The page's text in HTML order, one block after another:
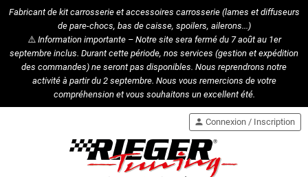
Fabricant de kit carrosserie et accessoires carrosserie (lames et diffuseurs
de pare-chocs, bas de caisse, spoilers, ailerons...)
⚠️Information importante – Notre site sera fermé du 7 août au 1er
septembre inclus. Durant cette période, nos services (gestion et expédition
des commandes) ne seront pas disponibles. Nous reprendrons notre
activité à partir du 2 septembre. Nous vous remercions de votre
compréhension et vous souhaitons un excellent été.
person Connexion / Inscription